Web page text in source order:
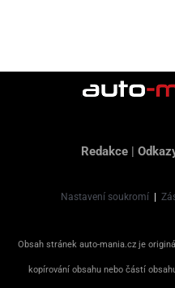
Redakce |
Nastavení soukromí |
Obsah stránek auto-mania.cz je
kopírování obsahu nebo částí